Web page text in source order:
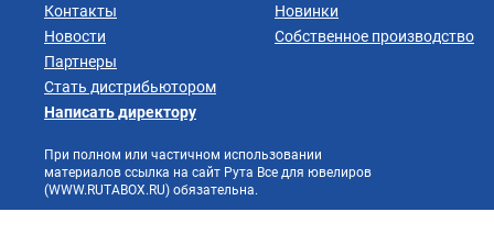
Контакты
Новости
Партнеры
Стать дистрибьютором
Новинки
Собственное производство
Написать директору
При полном или частичном использовании
материалов ссылка на сайт Рута Все для ювелиров
(WWW.RUTABOX.RU) обязательна.